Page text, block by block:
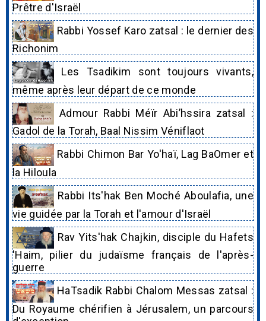
Prêtre d'Israël
Rabbi Yossef Karo zatsal : le dernier des
Richonim
Les Tsadikim sont toujours vivants,
même après leur départ de ce monde
Admour Rabbi Méïr Abi’hssira zatsal :
Gadol de la Torah, Baal Nissim Véniflaot
Rabbi Chimon Bar Yo'haï, Lag BaOmer et
la Hiloula
Rabbi Its'hak Ben Moché Aboulafia, une
vie guidée par la Torah et l'amour d'Israël
Rav Yits'hak Chajkin, disciple du Hafets
'Haim, pilier du judaïsme français de l'après-
guerre
HaTsadik Rabbi Chalom Messas zatsal :
Du Royaume chérifien à Jérusalem, un parcours